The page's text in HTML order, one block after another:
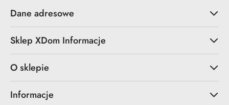
Dane adresowe
Sklep XDom Informacje
O sklepie
Informacje